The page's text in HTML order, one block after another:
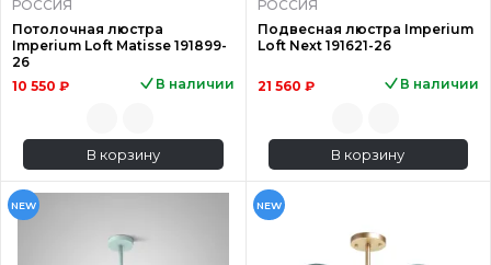
РОССИЯ
Потолочная люстра
Imperium Loft Matisse 191899-
26
10 550 ₽
В наличии
В корзину
РОССИЯ
Подвесная люстра Imperium
Loft Next 191621-26
21 560 ₽ В наличии
В корзину
NEW NEW